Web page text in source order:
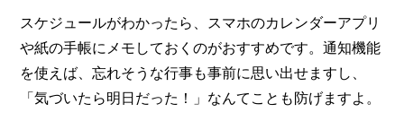
スケジュールがわかったら、スマホのカレンダーアプリ
や紙の手帳にメモしておくのがおすすめです。通知機能
を使えば、忘れそうな行事も事前に思い出せますし、
「気づいたら明日だった！」なんてことも防げますよ。